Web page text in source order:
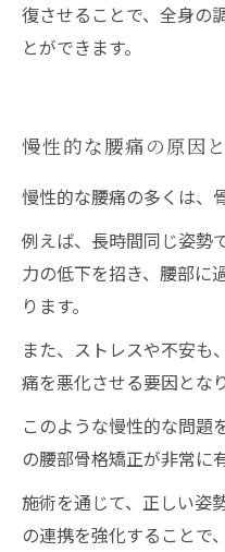
復させることで、全身の
とができます。
慢性的な腰痛の原因
慢性的な腰痛の多くは、
例えば、長時間同じ姿勢
力の低下を招き、腰部に
ります。
また、ストレスや不安も
痛を悪化させる要因とな
このような慢性的な問題
の腰部骨格矯正が非常に
施術を通じて、正しい姿
の連携を強化することで